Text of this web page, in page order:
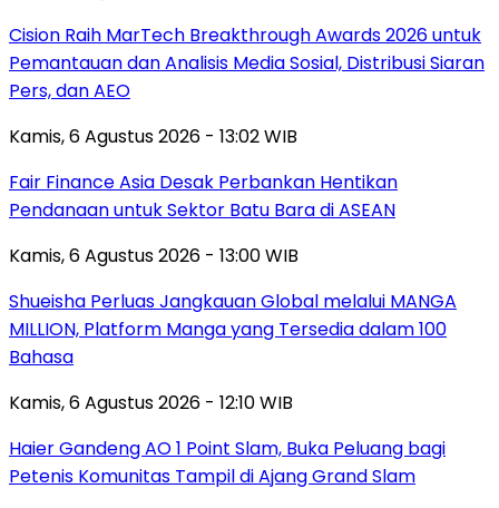
Cision Raih MarTech Breakthrough Awards 2026 untuk
Pemantauan dan Analisis Media Sosial, Distribusi Siaran
Pers, dan AEO
Kamis, 6 Agustus 2026 - 13:02 WIB
Fair Finance Asia Desak Perbankan Hentikan
Pendanaan untuk Sektor Batu Bara di ASEAN
Kamis, 6 Agustus 2026 - 13:00 WIB
Shueisha Perluas Jangkauan Global melalui MANGA
MILLION, Platform Manga yang Tersedia dalam 100
Bahasa
Kamis, 6 Agustus 2026 - 12:10 WIB
Haier Gandeng AO 1 Point Slam, Buka Peluang bagi
Petenis Komunitas Tampil di Ajang Grand Slam